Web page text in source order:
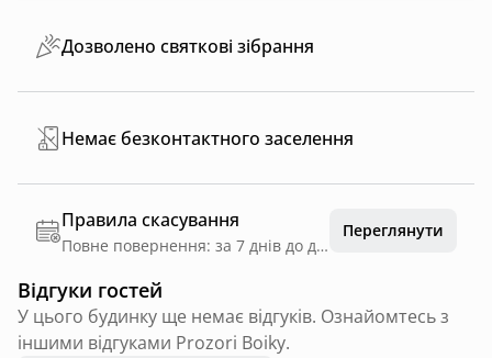
Дозволено святкові зібрання
Немає безконтактного заселення
Правила скасування
Повне повернення: за 7 днів до дати заїзду
Переглянути
Відгуки гостей
У цього будинку ще немає відгуків. Ознайомтесь з
іншими відгуками Prozori Boiky.